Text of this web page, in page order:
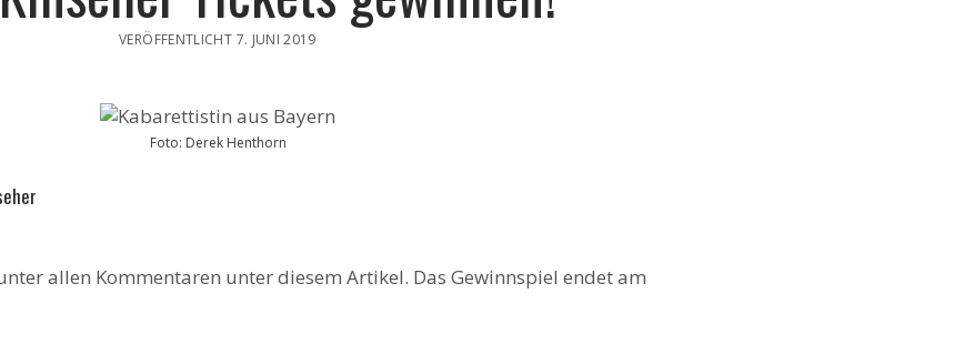
VERÖFFENTLICHT 7. JUNI 2019
Foto: Derek Henthorn
allen Kommentaren unter diesem Artikel. Das Gewinnspiel endet am